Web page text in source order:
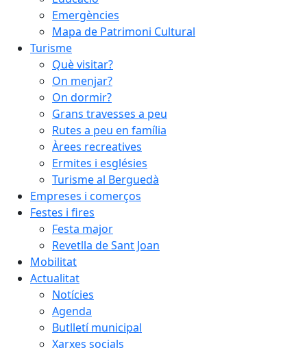
Emergències
Mapa de Patrimoni Cultural
Turisme
Què visitar?
On menjar?
On dormir?
Grans travesses a peu
Rutes a peu en família
Àrees recreatives
Ermites i esglésies
Turisme al Berguedà
Empreses i comerços
Festes i fires
Festa major
Revetlla de Sant Joan
Mobilitat
Actualitat
Notícies
Agenda
Butlletí municipal
Xarxes socials